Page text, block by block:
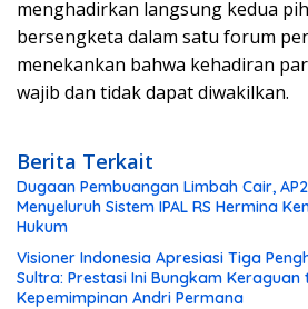
menghadirkan langsung kedua
bersengketa dalam satu forum
menekankan bahwa kehadiran
wajib dan tidak dapat diwakilkan.
Berita Terkait
Dugaan Pembuangan Limbah Cair,
Menyeluruh Sistem IPAL RS Hermina
Hukum
Visioner Indonesia Apresiasi Tiga
Sultra: Prestasi Ini Bungkam Keraguan
Kepemimpinan Andri Permana